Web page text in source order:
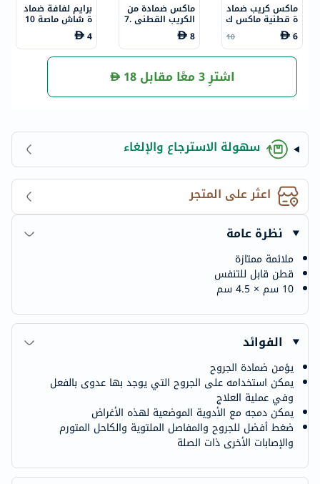
ماكس كريب ضماد
ة قطنية ماكس ك
ريب 10 سم × 4.5
م 1
6
10
ماكس ضمادة من
الكريب القطني 7.
5 سم × 4.5 متر
8
برايم لفافة ضماد
ة شاش ماصة 10
سم × 5 متر
4
اشترِ 3 معًا مقابل 18
سهولة الاسترجاع والإلغاء
اعثر على المتجر
نظرة عامة
ملائمة ممتازة
قطن قابل للتنفس
10 سم × 4.5 سم
الفوائد
يؤمن ضمادة الجروح
يمكن استخدامه على الجروح التي يوجد بها عدوى بالفعل
وفي عملية العلاج
يمكن دمجه مع الأدوية الموضعية لهذه الأغراض
ضغط أفضل للجروح والمفاصل الملتوية والكاحل المتورم
والإصابات الأخرى ذات الصلة